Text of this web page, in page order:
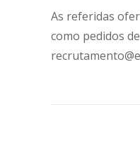
As referidas
como pedidos